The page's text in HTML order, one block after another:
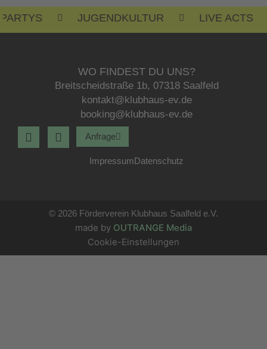
JUGENDKULTUR LIVE ACTS
WO FINDEST DU UNS?
Breitscheidstraße 1b, 07318 Saalfeld
kontakt@klubhaus-ev.de
booking@klubhaus-ev.de
F
a
I
n
a
Anfrage
ImpressumDatenschutz
© 2026 Förderverein Klubhaus Saalfeld e.V.
made by OUTRANGE Media
Cookie-Einstellungen